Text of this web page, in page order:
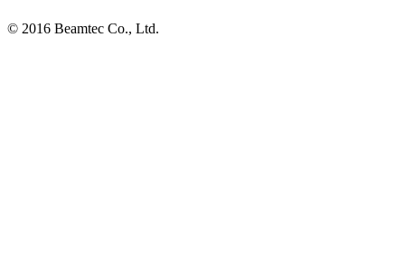
© 2016 Beamtec Co., Ltd.